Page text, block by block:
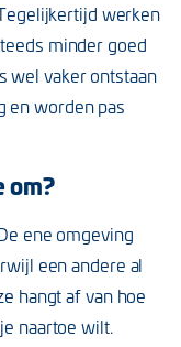
werken
minder goed
wel vaker ontstaan
en worden pas
om?
ene omgeving
een andere al
hangt af van hoe
naartoe wilt.